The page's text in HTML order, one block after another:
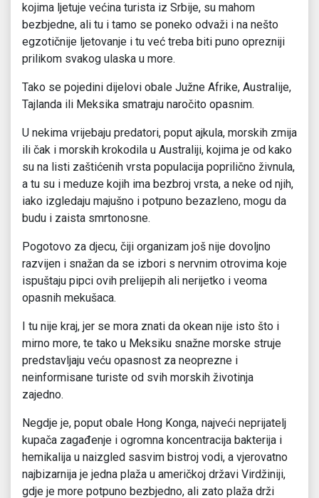
kojima ljetuje većina turista iz Srbije, su mahom
bezbjedne, ali tu i tamo se poneko odvaži i na nešto
egzotičnije ljetovanje i tu već treba biti puno oprezniji
prilikom svakog ulaska u more.
Tako se pojedini dijelovi obale Južne Afrike, Australije,
Tajlanda ili Meksika smatraju naročito opasnim.
U nekima vrijebaju predatori, poput ajkula, morskih zmija
ili čak i morskih krokodila u Australiji, kojima je od kako
su na listi zaštićenih vrsta populacija poprilično živnula,
a tu su i meduze kojih ima bezbroj vrsta, a neke od njih,
iako izgledaju majušno i potpuno bezazleno, mogu da
budu i zaista smrtonosne.
Pogotovo za djecu, čiji organizam još nije dovoljno
razvijen i snažan da se izbori s nervnim otrovima koje
ispuštaju pipci ovih prelijepih ali nerijetko i veoma
opasnih mekušaca.
I tu nije kraj, jer se mora znati da okean nije isto što i
mirno more, te tako u Meksiku snažne morske struje
predstavljaju veću opasnost za neoprezne i
neinformisane turiste od svih morskih životinja
zajedno.
Negdje je, poput obale Hong Konga, najveći neprijatelj
kupača zagađenje i ogromna koncentracija bakterija i
hemikalija u naizgled sasvim bistroj vodi, a vjerovatno
najbizarnija je jedna plaža u američkoj državi Virdžiniji,
gdje je more potpuno bezbjedno, ali zato plaža drži